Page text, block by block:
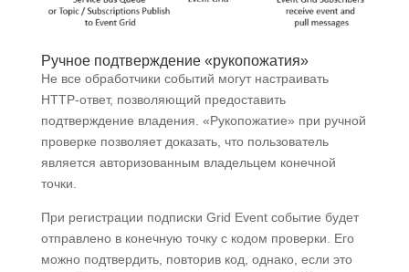
Ручное подтверждение «рукопожатия»
Не все обработчики событий могут настраивать
HTTP-ответ, позволяющий предоставить
подтверждение владения. «Рукопожатие» при ручной
проверке позволяет доказать, что пользователь
является авторизованным владельцем конечной
точки.
При регистрации подписки Grid Event событие будет
отправлено в конечную точку с кодом проверки. Его
можно подтвердить, повторив код, однако, если это